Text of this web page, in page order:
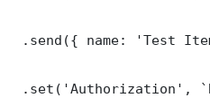
.send({ name: 'Test
.set('Authorization',